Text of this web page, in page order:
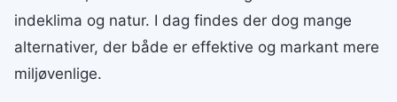
indeklima og natur. I dag findes der dog mange
alternativer, der både er effektive og markant mere
miljøvenlige.